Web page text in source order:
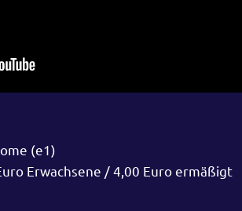
(e1)
Erwachsene / 4,00 Euro ermäßigt